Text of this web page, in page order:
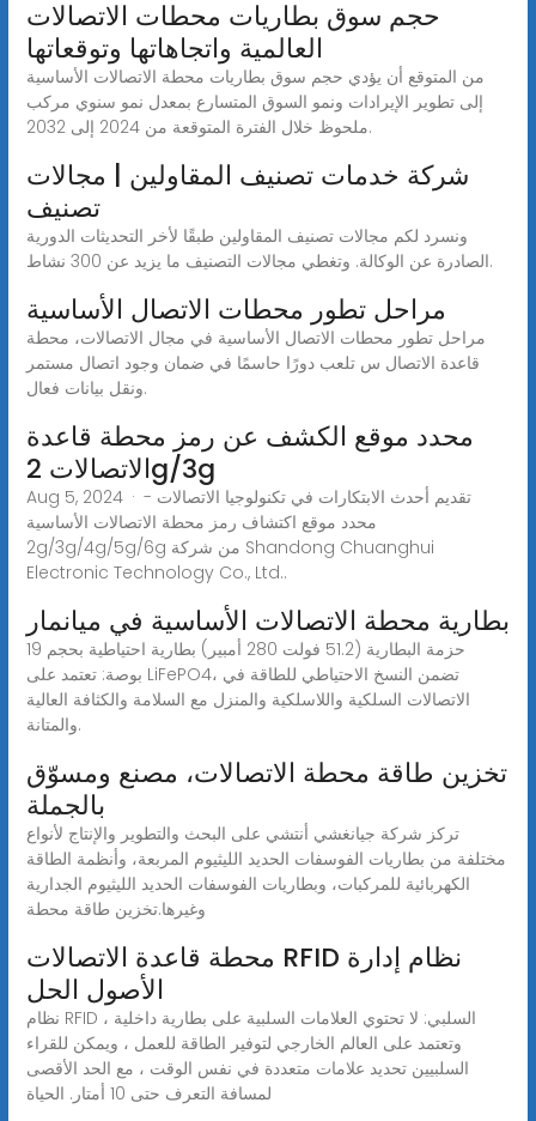
حجم سوق بطاريات محطات الاتصالات
العالمية واتجاهاتها وتوقعاتها
من المتوقع أن يؤدي حجم سوق بطاريات محطة الاتصالات الأساسية
إلى تطوير الإيرادات ونمو السوق المتسارع بمعدل نمو سنوي مركب
ملحوظ خلال الفترة المتوقعة من 2024 إلى 2032.
شركة خدمات تصنيف المقاولين | مجالات
تصنيف
ونسرد لكم مجالات تصنيف المقاولين طبقًا لأخر التحديثات الدورية
الصادرة عن الوكالة. وتغطي مجالات التصنيف ما يزيد عن 300 نشاط.
مراحل تطور محطات الاتصال الأساسية
مراحل تطور محطات الاتصال الأساسية في مجال الاتصالات، محطة
قاعدة الاتصال س تلعب دورًا حاسمًا في ضمان وجود اتصال مستمر
ونقل بيانات فعال.
محدد موقع الكشف عن رمز محطة قاعدة
الاتصالات 2g/3g
Aug 5, 2024 · تقديم أحدث الابتكارات في تكنولوجيا الاتصالات -
محدد موقع اكتشاف رمز محطة الاتصالات الأساسية
2g/3g/4g/5g/6g من شركة Shandong Chuanghui
Electronic Technology Co., Ltd..
بطارية محطة الاتصالات الأساسية في ميانمار
حزمة البطارية (51.2 فولت 280 أمبير) بطارية احتياطية بحجم 19
بوصة: تعتمد على LiFePO4، تضمن النسخ الاحتياطي للطاقة في
الاتصالات السلكية واللاسلكية والمنزل مع السلامة والكثافة العالية
والمتانة.
تخزين طاقة محطة الاتصالات، مصنع ومسوّق
بالجملة
تركز شركة جيانغشي أنتشي على البحث والتطوير والإنتاج لأنواع
مختلفة من بطاريات الفوسفات الحديد الليثيوم المربعة، وأنظمة الطاقة
الكهربائية للمركبات، وبطاريات الفوسفات الحديد الليثيوم الجدارية
وغيرها.تخزين طاقة محطة
محطة قاعدة الاتصالات RFID نظام إدارة
الأصول الحل
نظام RFID السلبي: لا تحتوي العلامات السلبية على بطارية داخلية ،
وتعتمد على العالم الخارجي لتوفير الطاقة للعمل ، ويمكن للقراء
السلبيين تحديد علامات متعددة في نفس الوقت ، مع الحد الأقصى
لمسافة التعرف حتى 10 أمتار. الحياة